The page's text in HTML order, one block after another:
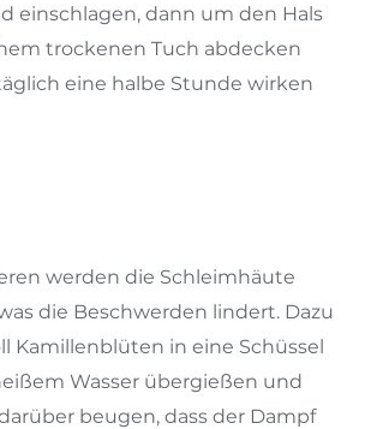
einschlagen, dann um den Hals
trockenen Tuch abdecken
eine halbe Stunde wirken
werden die Schleimhäute
die Beschwerden lindert. Dazu
Kamillenblüten in eine Schüssel
Wasser übergießen und
beugen, dass der Dampf